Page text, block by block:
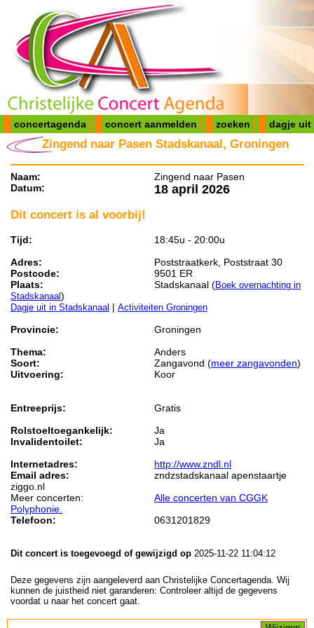
concertagenda concert aanmelden zoeken dagje uit
Zingend naar Pasen Stadskanaal, Groningen
Naam:
Zingend naar Pasen
Datum:
18 april 2026
Dit concert is al voorbij!
Tijd:
18:45u - 20:00u
Adres:
Poststraatkerk, Poststraat 30
Postcode:
9501 ER
Plaats:
Stadskanaal (Boek overnachting in
Stadskanaal)
Dagje uit in Stadskanaal | Activiteiten Groningen
Provincie:
Groningen
Thema:
Anders
Soort:
Zangavond (meer zangavonden)
Uitvoering:
Koor
Entreeprijs:
Gratis
Rolstoeltoegankelijk:
Ja
Invalidentoilet:
Ja
Internetadres:
http://www.zndl.nl
Email adres:
zndzstadskanaal apenstaartje
ziggo.nl
Meer concerten:
Alle concerten van CGGK
Polyphonie.
Telefoon:
0631201829
Dit concert is toegevoegd of gewijzigd op 2025-11-22 11:04:12
Deze gegevens zijn aangeleverd aan Christelijke Concertagenda. Wij
kunnen de juistheid niet garanderen: Controleer altijd de gegevens
voordat u naar het concert gaat.